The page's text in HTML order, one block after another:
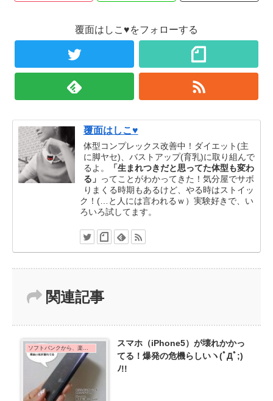
覆面はしこ♥をフォローする
覆面はしこ♥
体型コンプレックス改善中！ダイエット(主
に脚ヤセ)、バストアップ(育乳)に取り組んで
るよ。
「生まれつきだと思ってた体型も変わ
る」 ってことがわかってきた！気分屋でサボ
りまくる時期もあるけど、やる時はストイッ
ク！(…と人には言われるｗ）実験好きで、い
ろいろ試してます。
関連記事
スマホ（iPhone5）が壊れかかっ
てる！爆発の危機らしいヽ(ﾟДﾟ;)
ﾉ!!